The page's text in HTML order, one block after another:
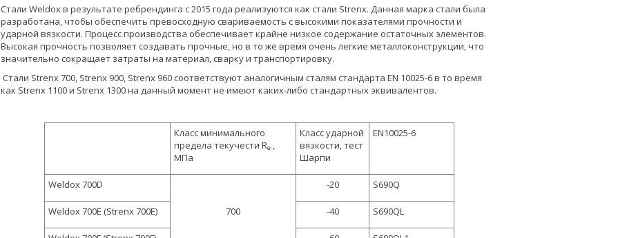
Стали Weldox в результате ребрендинга с 2015 года реализуются как стали Strenx. Данная марка стали была
разработана, чтобы обеспечить превосходную свариваемость с высокими показателями прочности и
ударной вязкости. Процесс производства обеспечивает крайне низкое содержание остаточных элементов.
Высокая прочность позволяет создавать прочные, но в то же время очень легкие металлоконструкции, что
значительно сокращает затраты на материал, сварку и транспортировку.
Стали Strenx 700, Strenx 900, Strenx 960 соответствуют аналогичным сталям стандарта EN 10025-6 в то время
как Strenx 1100 и Strenx 1300 на данный момент не имеют каких-либо стандартных эквивалентов.
Класс минимального
предела текучести Re ,
МПа
Класс ударной
вязкости, тест
Шарпи
EN10025-6
Weldox 700D
700
-20 S690Q
Weldox 700E (Strenx 700E) -40 S690QL